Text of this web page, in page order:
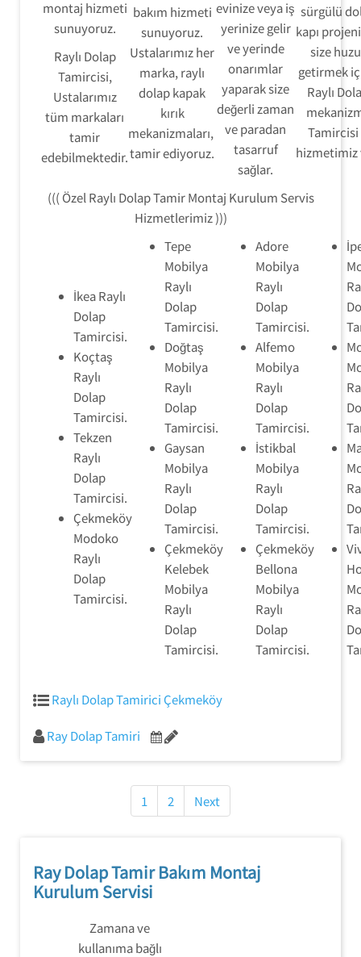
montaj hizmeti
sunuyoruz.
Raylı Dolap
Tamircisi,
Ustalarımız
tüm markaları
tamir
edebilmektedir.
bakım hizmeti
sunuyoruz.
Ustalarımız her
marka, raylı
dolap kapak
kırık
mekanizmaları,
tamir ediyoruz.
evinize veya iş
yerinize gelir
ve yerinde
onarımlar
yaparak size
değerli zaman
ve paradan
tasarruf
sağlar.
sürgülü
kapı
size
getirmek
Raylı
Tamircisi
hizmetimiz
((( Özel Raylı Dolap Tamir Montaj Kurulum Servis
Hizmetlerimiz )))
İkea Raylı
Dolap
Tamircisi.
Koçtaş
Raylı
Dolap
Tamircisi.
Tekzen
Raylı
Dolap
Tamircisi.
Çekmeköy
Modoko
Raylı
Dolap
Tamircisi.
Tepe
Mobilya
Raylı
Dolap
Tamircisi.
Doğtaş
Mobilya
Raylı
Dolap
Tamircisi.
Gaysan
Mobilya
Raylı
Dolap
Tamircisi.
Çekmeköy
Kelebek
Mobilya
Raylı
Dolap
Tamircisi.
Adore
Mobilya
Raylı
Dolap
Tamircisi.
Alfemo
Mobilya
Raylı
Dolap
Tamircisi.
İstikbal
Mobilya
Raylı
Dolap
Tamircisi.
Çekmeköy
Bellona
Mobilya
Raylı
Dolap
Tamircisi.
Raylı Dolap Tamirici Çekmeköy
Ray Dolap Tamiri
1 2 Next
Ray Dolap Tamir Bakım Montaj
Kurulum Servisi
Zamana ve
kullanıma bağlı